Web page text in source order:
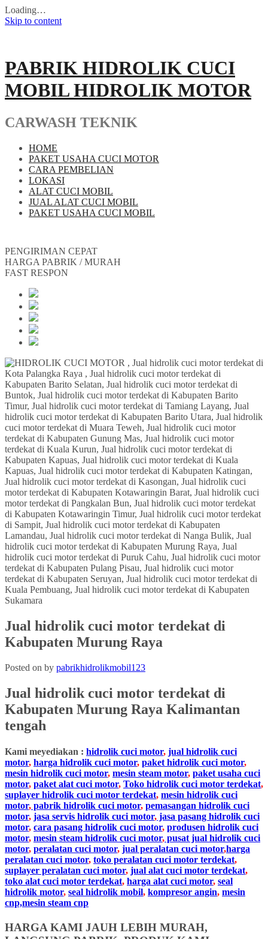
Loading…
Skip to content
PABRIK HIDROLIK CUCI
MOBIL HIDROLIK MOTOR
CARWASH TEKNIK
HOME
PAKET USAHA CUCI MOTOR
CARA PEMBELIAN
LOKASI
ALAT CUCI MOBIL
JUAL ALAT CUCI MOBIL
PAKET USAHA CUCI MOBIL
PENGIRIMAN CEPAT
HARGA PABRIK / MURAH
FAST RESPON
Jual hidrolik cuci motor terdekat di
Kabupaten Murung Raya
Posted on by pabrikhidrolikmobil123
Jual hidrolik cuci motor terdekat di
Kabupaten Murung Raya Kalimantan
tengah
Kami meyediakan : hidrolik cuci motor, jual hidrolik cuci
motor, harga hidrolik cuci motor, paket hidrolik cuci motor,
mesin hidrolik cuci motor, mesin steam motor, paket usaha cuci
motor, paket alat cuci motor, Toko hidrolik cuci motor terdekat,
suplayer hidrolik cuci motor terdekat, mesin hidrolik cuci
motor, pabrik hidrolik cuci motor, pemasangan hidrolik cuci
motor, jasa servis hidrolik cuci motor, jasa pasang hidrolik cuci
motor, cara pasang hidrolik cuci motor, produsen hidrolik cuci
motor, mesin steam hidrolik cuci motor, pusat jual hidrolik cuci
motor, peralatan cuci motor, jual peralatan cuci motor,harga
peralatan cuci motor, toko peralatan cuci motor terdekat,
suplayer peralatan cuci motor, jual alat cuci motor terdekat,
toko alat cuci motor terdekat, harga alat cuci motor, seal
hidrolik motor, seal hidrolik mobil, kompresor angin, mesin
cnp,mesin steam cnp
HARGA KAMI JAUH LEBIH MURAH,